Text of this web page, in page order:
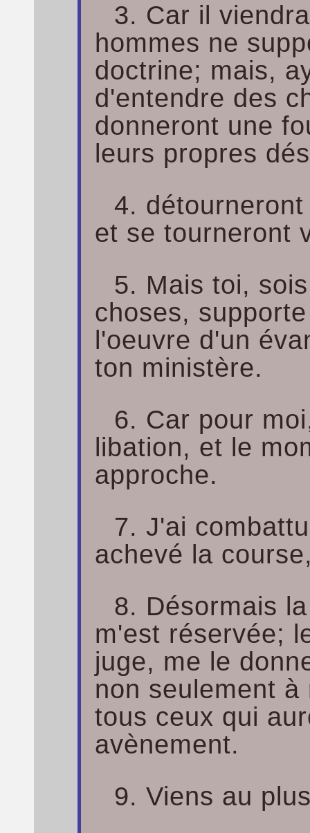
3. Car il
hommes ne
doctrine; mais,
d'entendre des
donneront une
leurs propres
4.
et se tourneront
5. Mais toi,
choses,
l'oeuvre d'un
ton ministère.
6. Car pour
libation, et le
approche.
7. J'ai
achevé la
8. Désormais
m'est réservée;
juge, me le
non seulement
tous ceux qui
avènement.
9. Viens au